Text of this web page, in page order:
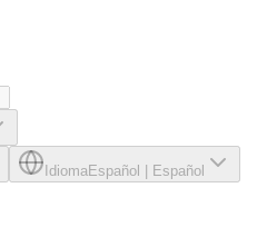
IdiomaEspañol Español